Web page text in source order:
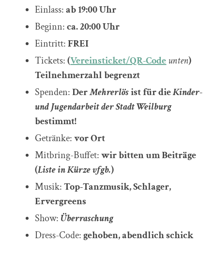
Einlass:ab 19:00 Uhr
Beginn:ca. 20:00 Uhr
Eintritt:FREI
Tickets:(Vereinsticket/QR-Codeunten)
Teilnehmerzahl begrenzt
Spenden:DerMehrerlösist für dieKinder-
und Jugendarbeit der Stadt Weilburg
bestimmt!
Getränke:vor Ort
Mitbring-Buffet:wir bitten um Beiträge
(Liste in Kürze vfgb.)
Musik:Top-Tanzmusik, Schlager,
Ervergreens
Show: Überraschung
Dress-Code:gehoben, abendlich schick